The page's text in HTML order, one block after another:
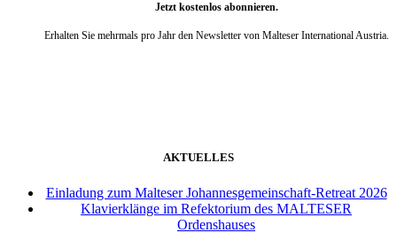
Jetzt kostenlos abonnieren.
Erhalten Sie mehrmals pro Jahr den Newsletter von Malteser International Austria.
AKTUELLES
Einladung zum Malteser Johannesgemeinschaft-Retreat 2026
Klavierklänge im Refektorium des MALTESER
Ordenshauses